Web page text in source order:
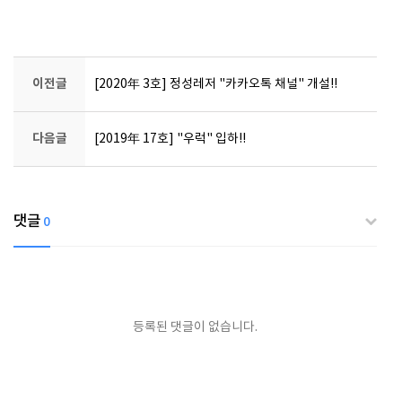
이전글 [2020年 3호] 정성레저 "카카오톡 채널" 개설!!
다음글 [2019年 17호] "우럭" 입하!!
댓글 0
등록된 댓글이 없습니다.